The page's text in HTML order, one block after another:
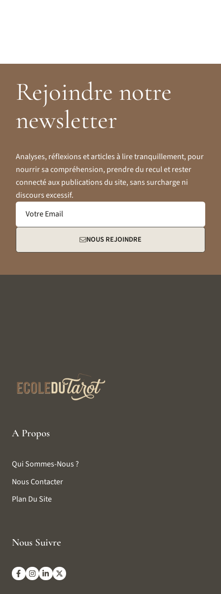
Rejoindre notre
newsletter
Analyses, réflexions et articles à lire tranquillement, pour
nourrir sa compréhension, prendre du recul et rester
connecté aux publications du site, sans surcharge ni
discours excessif.
Votre Email
NOUS REJOINDRE
A Propos
Qui Sommes-Nous ?
Nous Contacter
Plan Du Site
Nous Suivre